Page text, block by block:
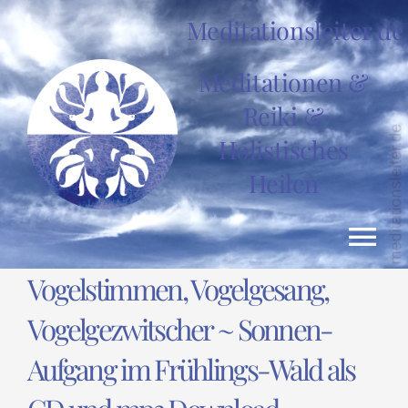
Zum
Inhalt
springen
Meditationsleiter.de
Meditationen &
Reiki &
Holistisches
Heilen
HOME
News
Vogelstimmen, Vogelgesang,
Vogelgezwitscher ~ Sonnen-
Aufgang im Frühlings-Wald als